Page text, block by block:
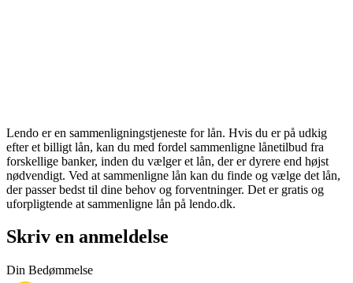
Lendo er en sammenligningstjeneste for lån. Hvis du er på udkig
efter et billigt lån, kan du med fordel sammenligne lånetilbud fra
forskellige banker, inden du vælger et lån, der er dyrere end højst
nødvendigt. Ved at sammenligne lån kan du finde og vælge det lån,
der passer bedst til dine behov og forventninger. Det er gratis og
uforpligtende at sammenligne lån på lendo.dk.
Skriv en anmeldelse
Din Bedømmelse